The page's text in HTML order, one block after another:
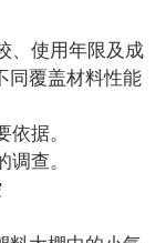
使用年限及成
同覆盖材料性能
据。
查。